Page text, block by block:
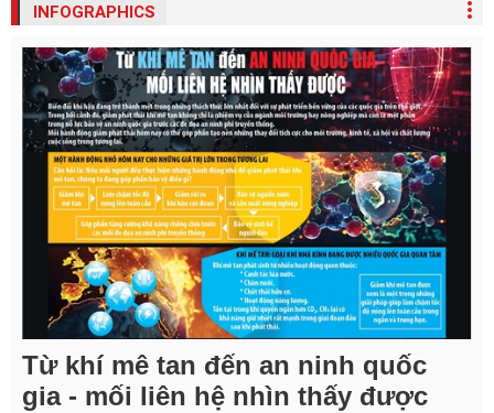
INFOGRAPHICS
Từ khí mê tan đến an ninh quốc
gia - mối liên hệ nhìn thấy được